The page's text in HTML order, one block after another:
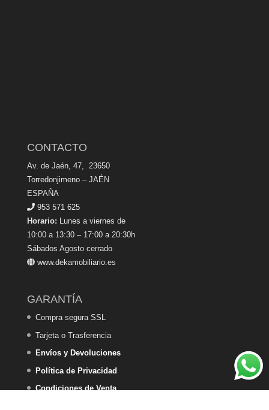
CONTACTO
Av. de Jaén, 47, 23650
Torredonjimeno – JAÉN
ESPAÑA
953 571 625
Horario: Lunes a viernes de
10:00 a 13:30 – 17:00 a 20:30h
Sábados Agosto cerrado
www.dekamobiliario.es
GARANTÍA
Compra segura SSL
Tarjeta o Trasferencia
Envíos y Devoluciones
Política de Privacidad
Condiciones de Venta